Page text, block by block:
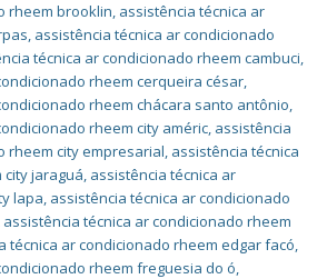
rheem brooklin, assistência técnica ar
, assistência técnica ar condicionado
técnica ar condicionado rheem cambuci,
rheem cerqueira césar,
rheem chácara santo antônio,
rheem city améric, assistência
rheem city empresarial, assistência técnica
city jaraguá, assistência técnica ar
lapa, assistência técnica ar condicionado
assistência técnica ar condicionado rheem
técnica ar condicionado rheem edgar facó,
rheem freguesia do ó,